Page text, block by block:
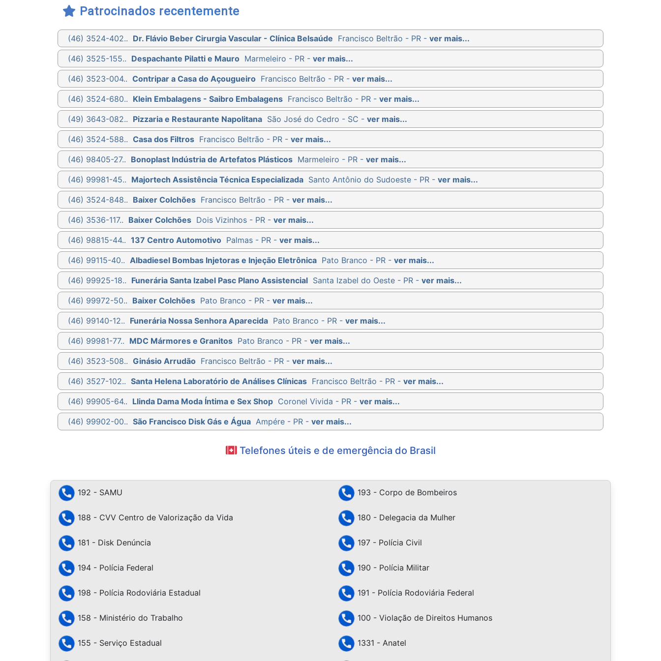
Patrocinados recentemente
(46) 3524-402.. Dr. Flávio Beber Cirurgia Vascular - Clínica Belsaúde Francisco Beltrão - PR - ver mais...
(46) 3525-155.. Despachante Pilatti e Mauro Marmeleiro - PR - ver mais...
(46) 3523-004.. Contripar a Casa do Açougueiro Francisco Beltrão - PR - ver mais...
(46) 3524-680.. Klein Embalagens - Saibro Embalagens Francisco Beltrão - PR - ver mais...
(49) 3643-082.. Pizzaria e Restaurante Napolitana São José do Cedro - SC - ver mais...
(46) 3524-588.. Casa dos Filtros Francisco Beltrão - PR - ver mais...
(46) 98405-27.. Bonoplast Indústria de Artefatos Plásticos Marmeleiro - PR - ver mais...
(46) 99981-45.. Majortech Assistência Técnica Especializada Santo Antônio do Sudoeste - PR - ver mais...
(46) 3524-848.. Baixer Colchões Francisco Beltrão - PR - ver mais...
(46) 3536-117.. Baixer Colchões Dois Vizinhos - PR - ver mais...
(46) 98815-44.. 137 Centro Automotivo Palmas - PR - ver mais...
(46) 99115-40.. Albadiesel Bombas Injetoras e Injeção Eletrônica Pato Branco - PR - ver mais...
(46) 99925-18.. Funerária Santa Izabel Pasc Plano Assistencial Santa Izabel do Oeste - PR - ver mais...
(46) 99972-50.. Baixer Colchões Pato Branco - PR - ver mais...
(46) 99140-12.. Funerária Nossa Senhora Aparecida Pato Branco - PR - ver mais...
(46) 99981-77.. MDC Mármores e Granitos Pato Branco - PR - ver mais...
(46) 3523-508.. Ginásio Arrudão Francisco Beltrão - PR - ver mais...
(46) 3527-102.. Santa Helena Laboratório de Análises Clínicas Francisco Beltrão - PR - ver mais...
(46) 99905-64.. Llinda Dama Moda Íntima e Sex Shop Coronel Vivida - PR - ver mais...
(46) 99902-00.. São Francisco Disk Gás e Água Ampére - PR - ver mais...
Telefones úteis e de emergência do Brasil
192 - SAMU 193 - Corpo de Bombeiros
188 - CVV Centro de Valorização da Vida 180 - Delegacia da Mulher
181 - Disk Denúncia 197 - Polícia Civil
194 - Polícia Federal 190 - Polícia Militar
198 - Polícia Rodoviária Estadual 191 - Polícia Rodoviária Federal
158 - Ministério do Trabalho 100 - Violação de Direitos Humanos
155 - Serviço Estadual 1331 - Anatel